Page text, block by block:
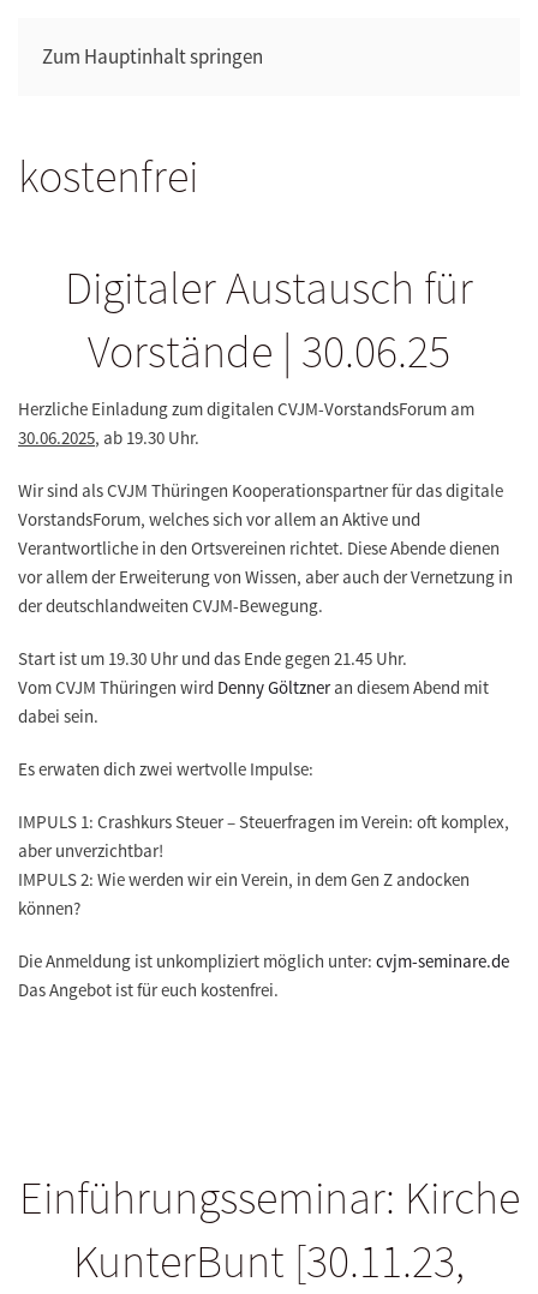
Zum Hauptinhalt springen
kostenfrei
Digitaler Austausch für
Vorstände | 30.06.25
Herzliche Einladung zum digitalen CVJM-VorstandsForum am
30.06.2025, ab 19.30 Uhr.
Wir sind als CVJM Thüringen Kooperationspartner für das digitale
VorstandsForum, welches sich vor allem an Aktive und
Verantwortliche in den Ortsvereinen richtet. Diese Abende dienen
vor allem der Erweiterung von Wissen, aber auch der Vernetzung in
der deutschlandweiten CVJM-Bewegung.
Start ist um 19.30 Uhr und das Ende gegen 21.45 Uhr.
Vom CVJM Thüringen wird Denny Göltzneran diesem Abend mit
dabei sein.
Es erwaten dich zwei wertvolle Impulse:
IMPULS 1: Crashkurs Steuer – Steuerfragen im Verein: oft komplex,
aber unverzichtbar!
IMPULS 2: Wie werden wir ein Verein, in dem Gen Z andocken
können?
Die Anmeldung ist unkompliziert möglich unter: cvjm-seminare.de
Das Angebot ist für euch kostenfrei.
Einführungsseminar: Kirche
KunterBunt [30.11.23,